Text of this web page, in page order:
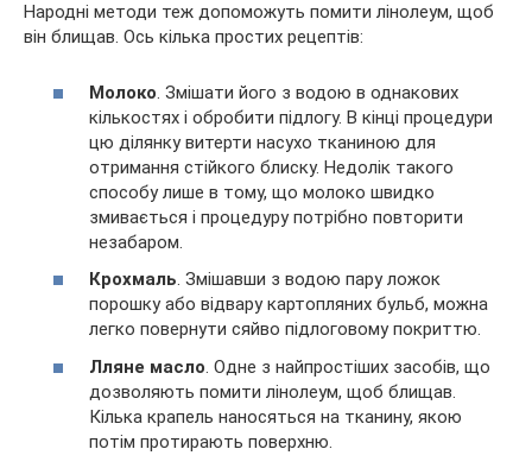
Народні методи теж допоможуть помити лінолеум, щоб
він блищав. Ось кілька простих рецептів:
Молоко. Змішати його з водою в однакових
кількостях і обробити підлогу. В кінці процедури
цю ділянку витерти насухо тканиною для
отримання стійкого блиску. Недолік такого
способу лише в тому, що молоко швидко
змивається і процедуру потрібно повторити
незабаром.
Крохмаль. Змішавши з водою пару ложок
порошку або відвару картопляних бульб, можна
легко повернути сяйво підлоговому покриттю.
Лляне масло. Одне з найпростіших засобів, що
дозволяють помити лінолеум, щоб блищав.
Кілька крапель наносяться на тканину, якою
потім протирають поверхню.